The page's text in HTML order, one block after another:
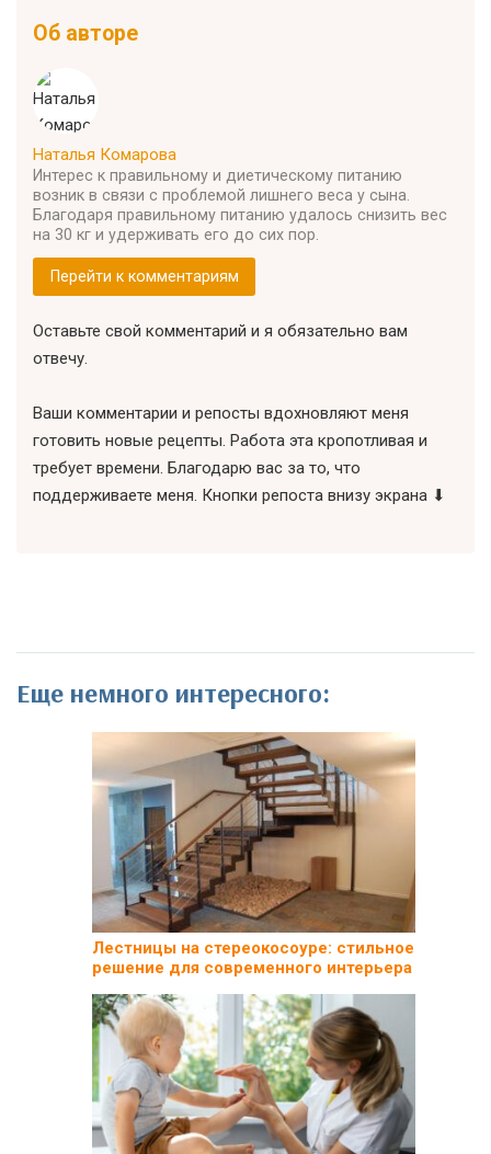
Об авторе
Наталья Комарова
Интерес к правильному и диетическому питанию
возник в связи с проблемой лишнего веса у сына.
Благодаря правильному питанию удалось снизить вес
на 30 кг и удерживать его до сих пор.
Перейти к комментариям
Оставьте свой комментарий и я обязательно вам
отвечу.
Ваши комментарии и репосты вдохновляют меня
готовить новые рецепты. Работа эта кропотливая и
требует времени. Благодарю вас за то, что
поддерживаете меня. Кнопки репоста внизу экрана ⬇
Еще немного интересного:
Лестницы на стереокосоуре: стильное
решение для современного интерьера